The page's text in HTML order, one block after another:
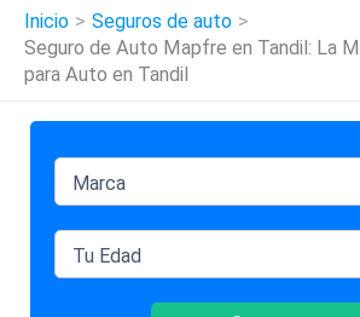
Inicio
Seguros de auto
Seguro de Auto Mapfre en Tandil: La
para Auto en Tandil